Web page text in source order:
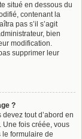
situé en dessous du
contenant la
pas s’il s’agit
bien
modification.
supprimer leur
?
tout d’abord en
Une fois créée, vous
formulaire de